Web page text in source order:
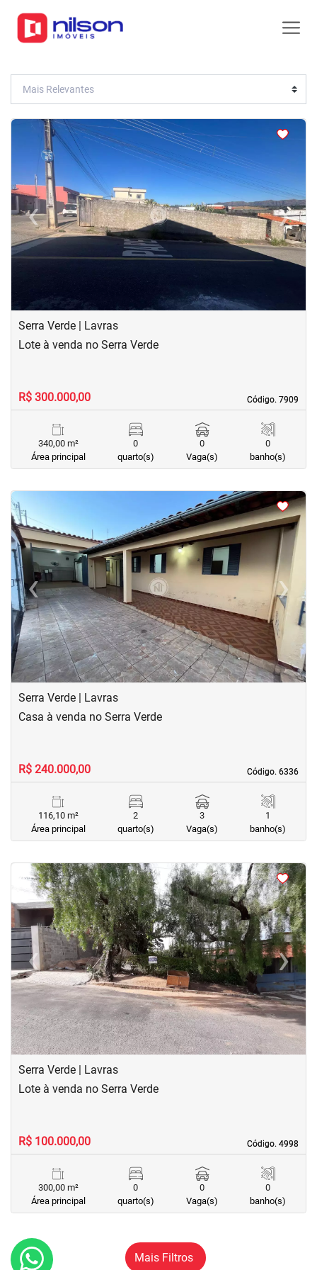
Mais Filtros
<
‹Previous ›Next
Serra Verde | Lavras
Código. 7909
Código. 7909
Lote à venda no Serra Verde
R$ 300.000,00
340,00 m²
Área principal
0
quarto(s)
0
Vaga(s)
0
banho(s)
<<
‹Previous ›Next
Serra Verde | Lavras
Código. 6336
Código. 6336
Casa à venda no Serra Verde
R$ 240.000,00
116,10 m²
Área principal
2
quarto(s)
3
Vaga(s)
1
banho(s)
‹Previous ›Next
Serra Verde | Lavras
Código. 4998
Código. 4998
Lote à venda no Serra Verde
R$ 100.000,00
300,00 m²
Área principal
0
quarto(s)
0
Vaga(s)
0
banho(s)